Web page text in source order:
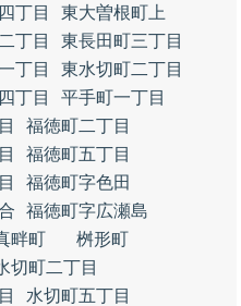
丁目
東大曽根町上
丁目
東長田町三丁目
丁目
東水切町二丁目
丁目
平手町一丁目
福徳町二丁目
福徳町五丁目
福徳町字色田
福徳町字広瀬島
畔町
桝形町
切町二丁目
水切町五丁目